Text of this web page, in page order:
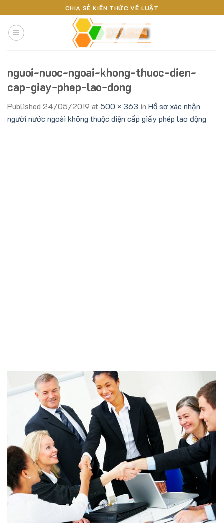
to
content
CHIA SẺ KIẾN THỨC VỀ LUẬT
nguoi-nuoc-ngoai-khong-thuoc-dien-
cap-giay-phep-lao-dong
Published 24/05/2019 at 500 × 363 in Hồ sơ xác nhận
người nước ngoài không thuộc diện cấp giấy phép lao động